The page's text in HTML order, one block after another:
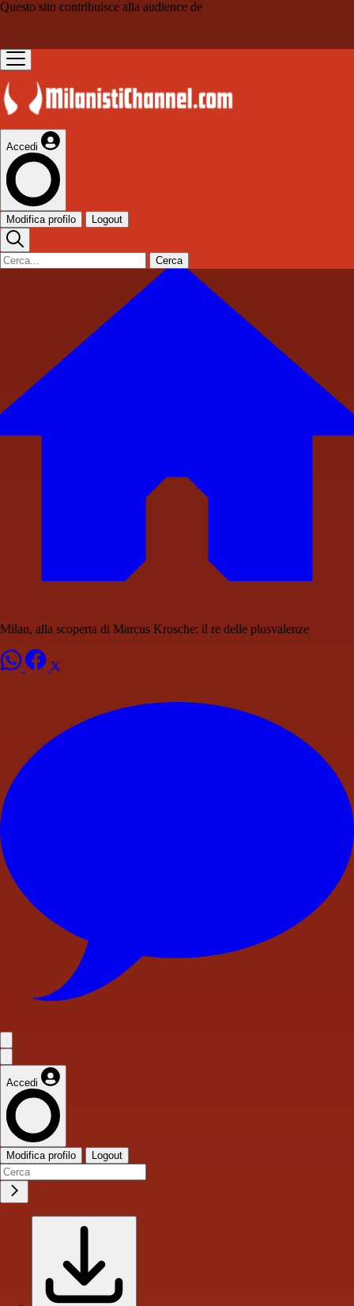
Questo sito contribuisce alla audience de
Accedi
Modifica profilo Logout
Cerca
Milan, alla scoperta di Marcus Krosche: il re delle plusvalenze
Accedi
Modifica profilo Logout